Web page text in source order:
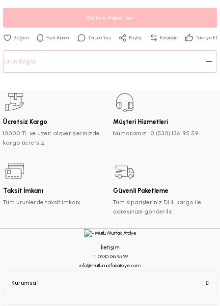
Gelince Haber Ver
Fiyat Alarmı Yorum Yaz Paylaş Karşılaştır Tavsiye Et
Ürün Bilgisi
Ücretsiz Kargo
10000 TL ve üzeri alışverişlerinizde
kargo ücretsiz.
Müşteri Hizmetleri
Numaramız : 0 (530) 136 95 59
Taksit İmkanı
Tüm ürünlerde taksit imkanı.
Güvenli Paketleme
Tüm siparişleriniz DHL kargo ile
adresinize gönderilir.
İletişim
T: 0530 136 95 59
info@mutlumutfakatolye.com
Kurumsal